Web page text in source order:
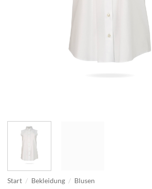
Start / Bekleidung / Blusen